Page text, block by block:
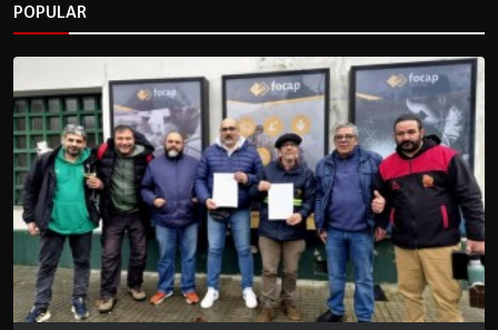
POPULAR